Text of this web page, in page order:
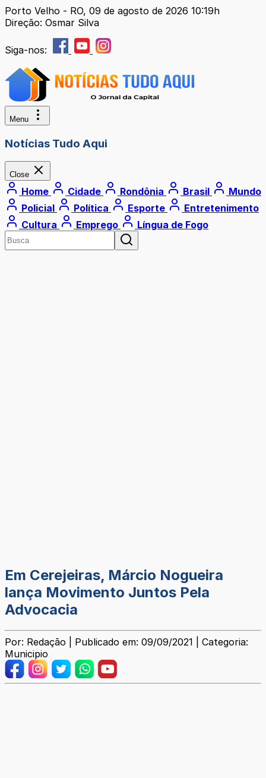
Porto Velho - RO, 09 de agosto de 2026 10:19h
Direção: Osmar Silva
Siga-nos:
Menu
Notícias Tudo Aqui
Close
Home Cidade Rondônia Brasil
Mundo
Policial
Política Esporte
Entretenimento
Cultura
Emprego Língua de Fogo
Em Cerejeiras, Márcio Nogueira
lança Movimento Juntos Pela
Advocacia
Por: Redação | Publicado em: 09/09/2021 | Categoria:
Municipio